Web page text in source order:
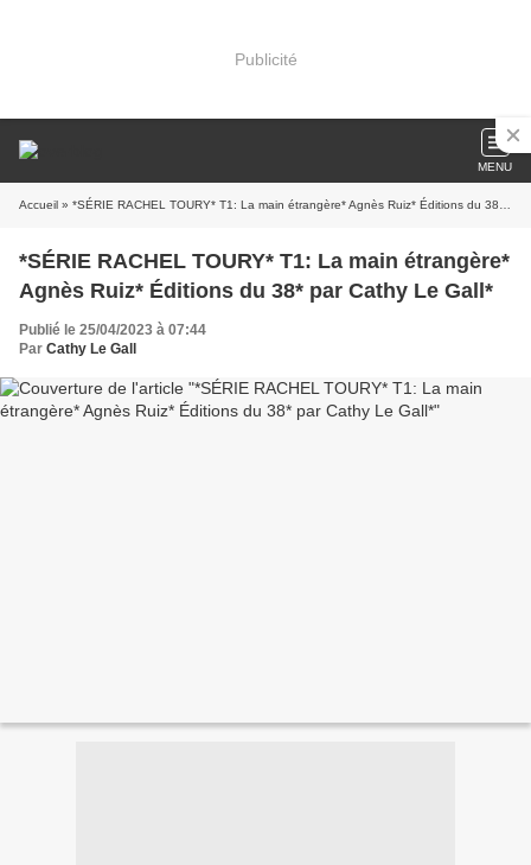
Publicité
MENU
Accueil » *SÉRIE RACHEL TOURY* T1: La main étrangère* Agnès Ruiz* Éditions du 38* par Cathy Le Gall*
*SÉRIE RACHEL TOURY* T1: La main étrangère*
Agnès Ruiz* Éditions du 38* par Cathy Le Gall*
Publié le 25/04/2023 à 07:44
Par Cathy Le Gall